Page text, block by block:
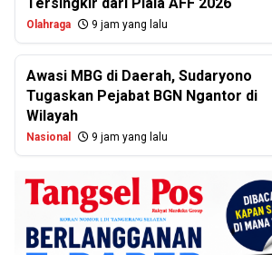
Olahraga 9 jam yang lalu
Awasi MBG di Daerah, Sudaryono
Tugaskan Pejabat BGN Ngantor di
Wilayah
Nasional 9 jam yang lalu